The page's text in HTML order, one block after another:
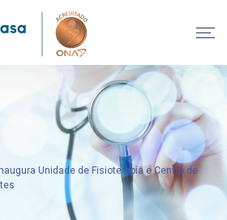
Unidade de Fisioterapia e Centro de